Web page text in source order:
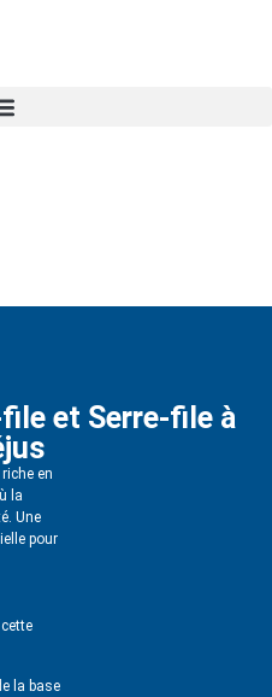
et Serre-file à
en
la
Une
pour
la base